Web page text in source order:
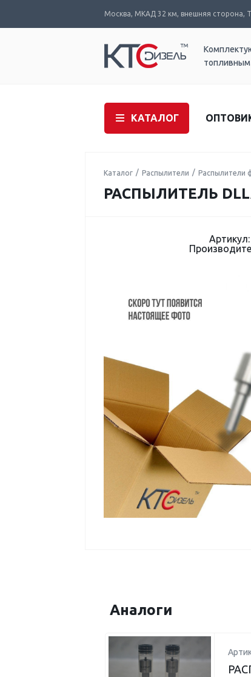
Москва, МКАД 32 км, внешняя сторона,
КАТАЛОГ
Каталог Распылители Распылители
РАСПЫЛИТЕЛЬ
Аналоги